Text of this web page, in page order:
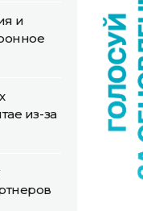
и
из-за